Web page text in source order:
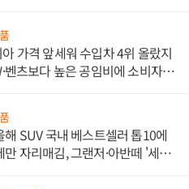
가격 앞세워 수입차 4위 올랐지
벤츠보다 높은 공임비에 소비자
해 SUV 국내 베스트셀러 톱10에
만 자리매김, 그랜저·아반떼 '세단